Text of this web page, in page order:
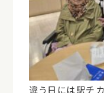
違う日には駅チ